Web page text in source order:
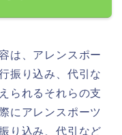
は、アレンスポー
振り込み、代引な
られるそれらの支
にアレンスポーツ
り込み、代引など